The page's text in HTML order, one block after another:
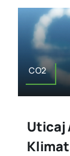
CO2
Uticaj